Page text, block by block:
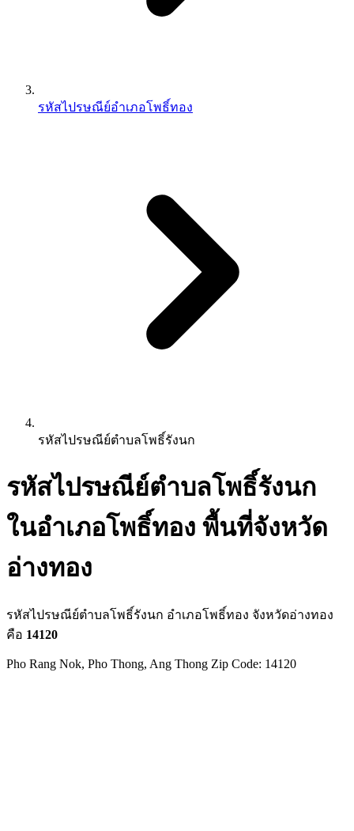
รหัสไปรษณีย์อำเภอโพธิ์ทอง
รหัสไปรษณีย์ตำบลโพธิ์รังนก
รหัสไปรษณีย์ตำบลโพธิ์รังนก
ในอำเภอโพธิ์ทอง พื้นที่จังหวัด
อ่างทอง
รหัสไปรษณีย์ตำบลโพธิ์รังนก อำเภอโพธิ์ทอง จังหวัดอ่างทอง
คือ 14120
Pho Rang Nok, Pho Thong, Ang Thong Zip Code: 14120